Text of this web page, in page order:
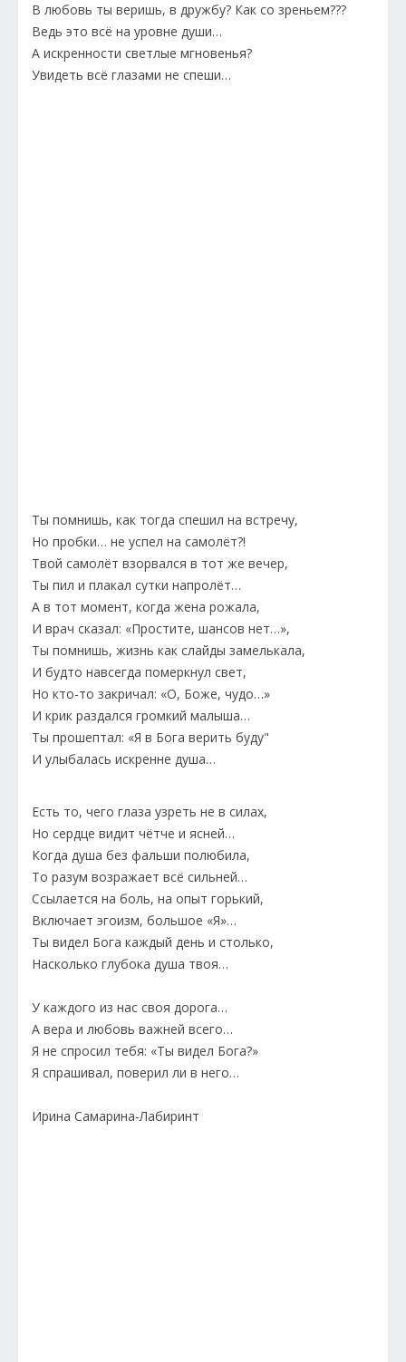
В любовь ты веришь, в дружбу? Как со зреньем???
Ведь это всё на уровне души…
А искренности светлые мгновенья?
Увидеть всё глазами не спеши…
Ты помнишь, как тогда спешил на встречу,
Но пробки… не успел на самолёт?!
Твой самолёт взорвался в тот же вечер,
Ты пил и плакал сутки напролёт…
А в тот момент, когда жена рожала,
И врач сказал: «Простите, шансов нет…»,
Ты помнишь, жизнь как слайды замелькала,
И будто навсегда померкнул свет,
Но кто-то закричал: «О, Боже, чудо…»
И крик раздался громкий малыша…
Ты прошептал: «Я в Бога верить буду"
И улыбалась искренне душа…
Есть то, чего глаза узреть не в силах,
Но сердце видит чётче и ясней…
Когда душа без фальши полюбила,
То разум возражает всё сильней…
Ссылается на боль, на опыт горький,
Включает эгоизм, большое «Я»…
Ты видел Бога каждый день и столько,
Насколько глубока душа твоя…
У каждого из нас своя дорога…
А вера и любовь важней всего…
Я не спросил тебя: «Ты видел Бога?»
Я спрашивал, поверил ли в него…
Ирина Самарина-Лабиринт